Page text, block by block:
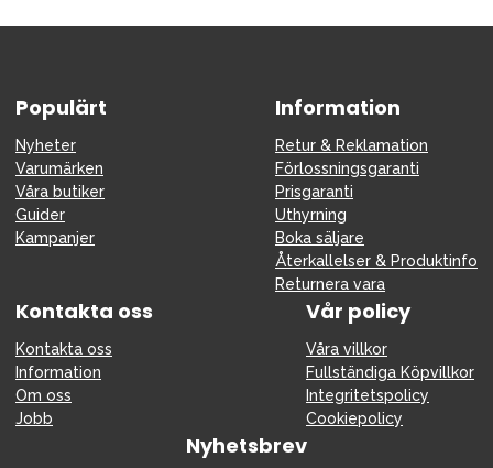
Populärt
Nyheter
Varumärken
Våra butiker
Guider
Kampanjer
Information
Retur & Reklamation
Förlossningsgaranti
Prisgaranti
Uthyrning
Boka säljare
Återkallelser & Produktinfo
Returnera vara
Kontakta oss
Kontakta oss
Information
Om oss
Jobb
Vår policy
Våra villkor
Fullständiga Köpvillkor
Integritetspolicy
Cookiepolicy
Nyhetsbrev